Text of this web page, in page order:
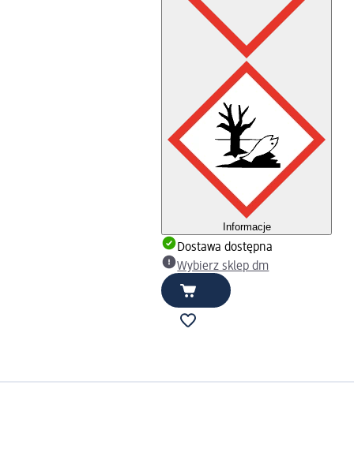
Informacje
Dostawa dostępna
Wybierz sklep dm